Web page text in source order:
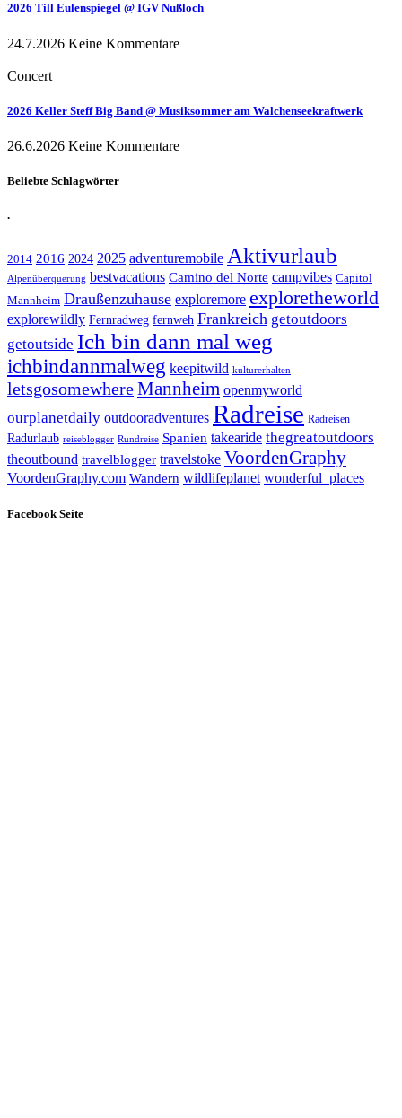
2026 Till Eulenspiegel @ IGV Nußloch
24.7.2026 Keine Kommentare
Concert
2026 Keller Steff Big Band @ Musiksommer am Walchenseekraftwerk
26.6.2026 Keine Kommentare
Beliebte Schlagwörter
.
2014 2016 2024 2025 adventuremobile Aktivurlaub
Alpenüberquerung bestvacations Camino del Norte campvibes Capitol
Mannheim Draußenzuhause exploremore exploretheworld
explorewildly Fernradweg fernweh Frankreich getoutdoors
getoutside Ich bin dann mal weg
ichbindannmalweg keepitwild kulturerhalten
letsgosomewhereMannheim openmyworld
ourplanetdaily outdooradventures Radreise Radreisen
Radurlaub reiseblogger Rundreise Spanien takearide thegreatoutdoors
theoutbound travelblogger travelstoke VoordenGraphy
VoordenGraphy.com Wandern wildlifeplanet wonderful_places
Facebook Seite